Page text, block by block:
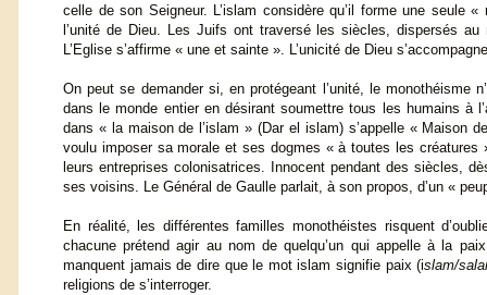
celle de son Seigneur. L’islam considère qu’il forme une seule
l’unité de Dieu. Les Juifs ont traversé les siècles, dispersés
L’Eglise s’affirme « une et sainte ». L’unicité de Dieu
On peut se demander si, en protégeant l’unité, le monothéisme
dans le monde entier en désirant soumettre tous les humains à
dans « la maison de l’islam » (Dar el islam) s’appelle « Maison
voulu imposer sa morale et ses dogmes « à toutes les
leurs entreprises colonisatrices. Innocent pendant des siècles,
ses voisins. Le Général de Gaulle parlait, à son propos, d’un «
En réalité, les différentes familles monothéistes risquent
chacune prétend agir au nom de quelqu’un qui appelle à la
manquent jamais de dire que le mot islam signifie paix (islam/
religions de s’interroger.